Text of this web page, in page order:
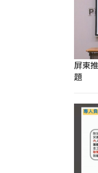
屏東
題